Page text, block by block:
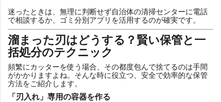
迷ったときは、無理に判断せず自治体の清掃センターに電話
で相談するか、ゴミ分別アプリを活用するのが確実です。
溜まった刃はどうする？賢い保管と一
括処分のテクニック
頻繁にカッターを使う場合、その都度包んで捨てるのは手間
がかかりますよね。そんな時に役立つ、安全で効率的な保管
方法をご紹介します。
「刃入れ」専用の容器を作る